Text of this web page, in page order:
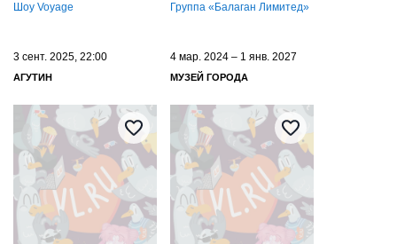
Шоу Voyage Группа «Балаган Лимитед»
3 сент. 2025, 22:00
АГУТИН
4 мар. 2024 – 1 янв. 2027
МУЗЕЙ ГОРОДА